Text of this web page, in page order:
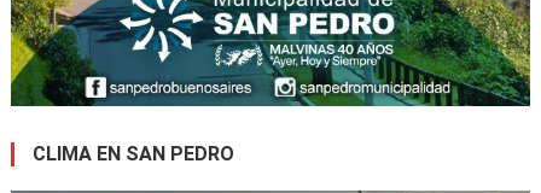
CLIMA EN SAN PEDRO